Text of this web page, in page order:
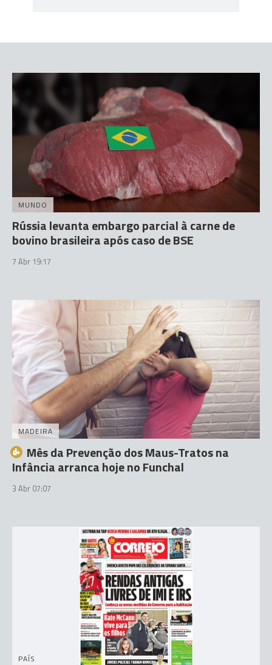
MUNDO
Rússia levanta embargo parcial à carne de
bovino brasileira após caso de BSE
7 Abr 19:17
MADEIRA
Mês da Prevenção dos Maus-Tratos na
Infância arranca hoje no Funchal
3 Abr 07:07
PAÍS